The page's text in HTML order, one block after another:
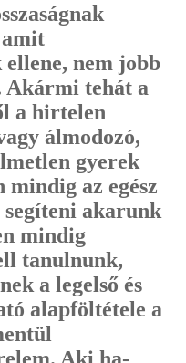
nem jobb
Akármi tehát a
a hirtelen
álmodozó,
gyerek
mindig az egész
segí­teni akarunk
mindig
tanul­nunk,
a legelső és
alap­föltétele a
Aki ha­